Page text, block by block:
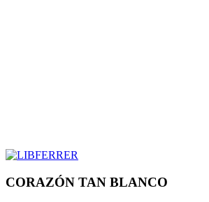
CORAZÓN TAN BLANCO